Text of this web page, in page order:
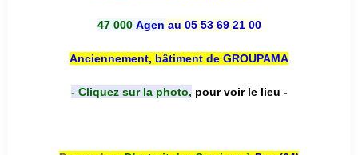
47 000 Agen au 05 53 69 21 00
Anciennement, bâtiment de GROUPAMA
- Cliquez sur la photo, pour voir le lieu -